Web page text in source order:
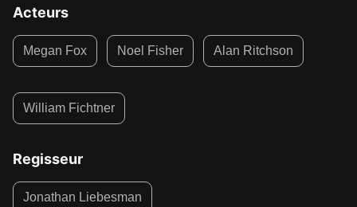
Acteurs
Megan Fox Noel Fisher Alan Ritchson
William Fichtner
Regisseur
Jonathan Liebesman